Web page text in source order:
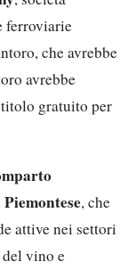
ferroviarie
che avrebbe
avrebbe
gratuito per
, che
attive nei settori
vino e